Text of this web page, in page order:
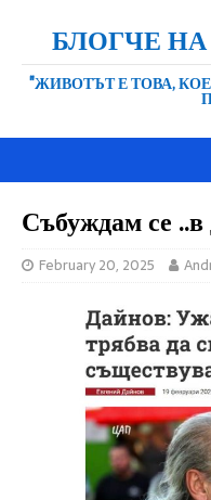
БЛОГЧЕ
"ЖИВОТЪТ Е ТОВА,
Събуждам се ..в
February 20, 2025